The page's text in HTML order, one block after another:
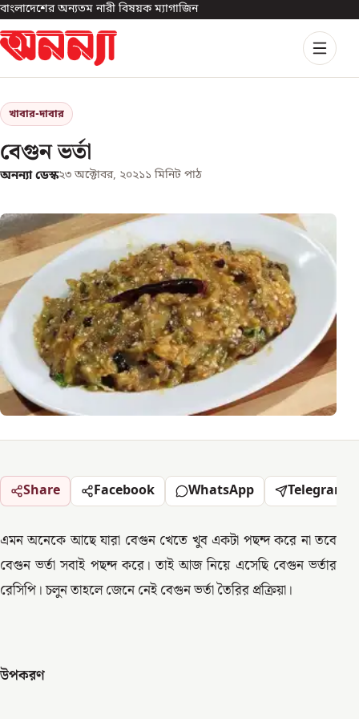
বাংলাদেশের অন্যতম নারী বিষয়ক ম্যাগাজিন
খাবার-দাবার
বেগুন ভর্তা
অনন্যা ডেস্ক২৩ অক্টোবর, ২০২১১ মিনিট পাঠ
Share Facebook WhatsApp Telegram
এমন অনেকে আছে যারা বেগুন খেতে খুব একটা পছন্দ করে না তবে
বেগুন ভর্তা সবাই পছন্দ করে। তাই আজ নিয়ে এসেছি বেগুন ভর্তার
রেসিপি। চলুন তাহলে জেনে নেই বেগুন ভর্তা তৈরির প্রক্রিয়া।
উপকরণ